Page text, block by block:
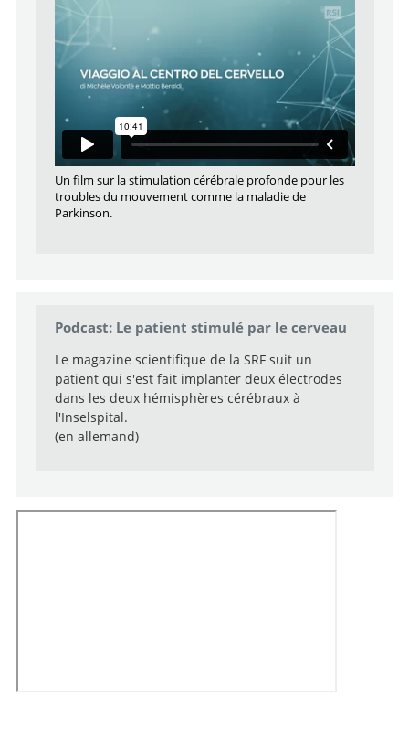
Un film sur la stimulation cérébrale profonde pour les
troubles du mouvement comme la maladie de
Parkinson.
Podcast: Le patient stimulé par le cerveau
Le magazine scientifique de la SRF suit un
patient qui s'est fait implanter deux électrodes
dans les deux hémisphères cérébraux à
l'Inselspital.
(en allemand)